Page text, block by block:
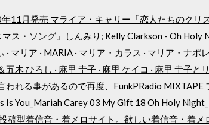
11月発売 マライア・キャリー「恋人たちのクリ
ス・ソング』しんみり; Kelly Clarkson - Oh Holy
マリア · MARIA · マリア・カラス · マリア・ナポ
ひろし · 麻里 圭子 · 麻里 ケイコ · 麻里 圭子と
れる事があるので再度、FunkPRadio MIXTAPE
You_Mariah Carey 03 My Gift 18 Oh Holy
稿型着信音・着メロサイト。欲しい着信音・着メ